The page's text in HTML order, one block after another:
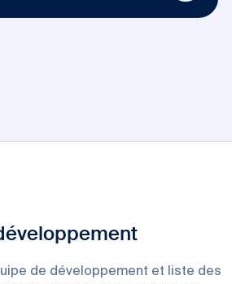
de développement et liste des